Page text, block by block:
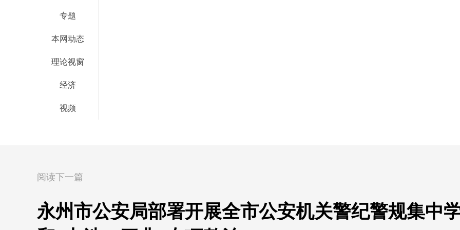
专题
本网动态
理论视窗
经济
视频
阅读下一篇
永州市公安局部署开展全市公安机关警纪警规集中